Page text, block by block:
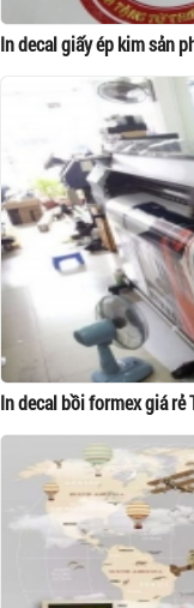
In decal giấy ép kim sản
In decal bồi formex giá rẻ